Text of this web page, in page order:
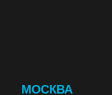
МОСКВА